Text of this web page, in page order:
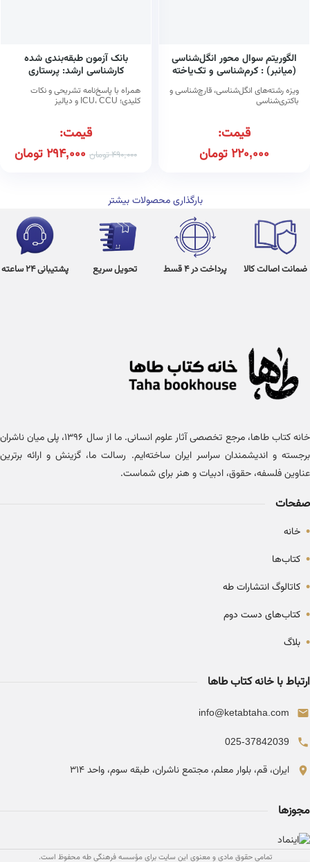
الگوریتم سوال محور انگل‌شناسی
(میانبر) : کرم‌شناسی و تک‌یاخته
شناسی
ویزه رشته‌های انگل‌شناسی، قارچ‌شناسی و
باکتری‌شناسی
قیمت:
220,000تومان
بانک آزمون طبقه‌بندی شده
کارشناسی ارشد: پرستاری
مراقبت‌های ویژه
همراه با پاسخ‌نامه تشریحی و نکات
کلیدی؛ ICU، CCU و دیالیز
قیمت:
490,000تومان 294,000تومان
بارگذاری محصولات بیشتر
ضمانت اصالت کالا پرداخت در 4 قسط تحویل سریع پشتیبانی 24 ساعته
خانه کتاب طاها، مرجع تخصصی آثار علوم انسانی. ما از سال ۱۳۹۶، پلی میان ناشران
برجسته و اندیشمندان سراسر ایران ساخته‌ایم. رسالت ما، گزینش و ارائه برترین
عناوین فلسفه، حقوق، ادبیات و هنر برای شماست.
صفحات
• خانه
• کتاب‌ها
• کاتالوگ انتشارات طه
• کتاب‌های دست دوم
• بلاگ
ارتباط با خانه کتاب طاها
info@ketabtaha.com
025-37842039
ایران، قم، بلوار معلم، مجتمع ناشران، طبقه سوم، واحد ۳۱۴
مجوزها
تمامی حقوق مادی و معنوی این سایت برای مؤسسه فرهنگی طه محفوظ است.